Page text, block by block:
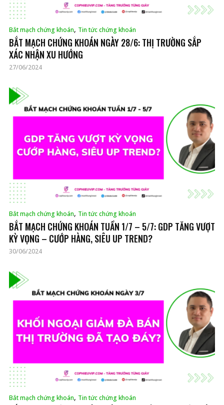
Bắt mạch chứng khoán, Tin tức chứng khoán
BẮT MẠCH CHỨNG KHOÁN NGÀY 28/6: THỊ TRƯỜNG SẮP
XÁC NHẬN XU HƯỚNG
27/06/2024
Bắt mạch chứng khoán, Tin tức chứng khoán
BẮT MẠCH CHỨNG KHOÁN TUẦN 1/7 – 5/7: GDP TĂNG VƯỢT
KỲ VỌNG – CƯỚP HÀNG, SIÊU UP TREND?
30/06/2024
Bắt mạch chứng khoán, Tin tức chứng khoán